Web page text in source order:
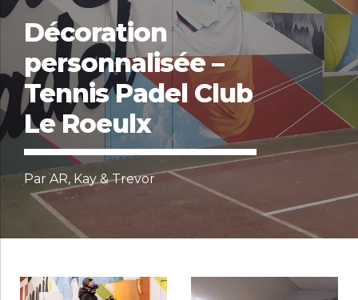
Décoration
personnalisée –
Tennis Padel Club
Le Roeulx
Par AR, Kay & Trevor